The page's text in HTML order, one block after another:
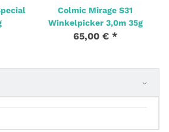
Colmic Mirage S31
Winkelpicker 3,0m 35g
65,00 € *